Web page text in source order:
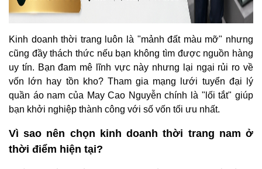
Kinh doanh thời trang luôn là "mảnh đất màu mỡ" nhưng
cũng đầy thách thức nếu bạn không tìm được nguồn hàng
uy tín. Bạn đam mê lĩnh vực này nhưng lại ngại rủi ro về
vốn lớn hay tồn kho? Tham gia mạng lưới tuyển đại lý
quần áo nam của May Cao Nguyễn chính là "lối tắt" giúp
bạn khởi nghiệp thành công với số vốn tối ưu nhất.
Vì sao nên chọn kinh doanh thời trang nam ở
thời điểm hiện tại?